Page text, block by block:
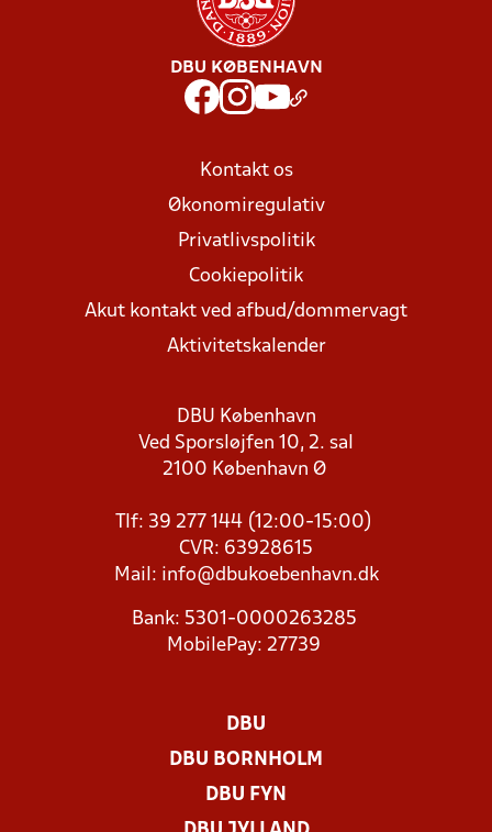
DBU KØBENHAVN
Kontakt os
Økonomiregulativ
Privatlivspolitik
Cookiepolitik
Akut kontakt ved afbud/dommervagt
Aktivitetskalender
DBU København
Ved Sporsløjfen 10, 2. sal
2100 København Ø
Tlf: 39 277 144 (12:00-15:00)
CVR: 63928615
Mail: info@dbukoebenhavn.dk
Bank: 5301-0000263285
MobilePay: 27739
DBU
DBU BORNHOLM
DBU FYN